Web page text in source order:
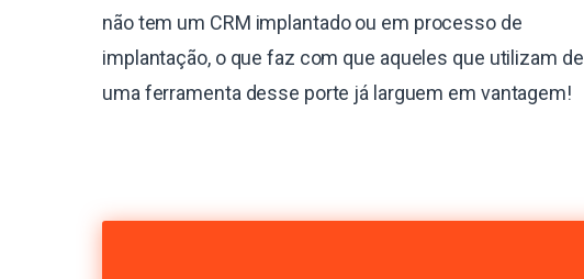
não tem um CRM implantado ou em processo de
implantação, o que faz com que aqueles que utilizam de
uma ferramenta desse porte já larguem em vantagem!